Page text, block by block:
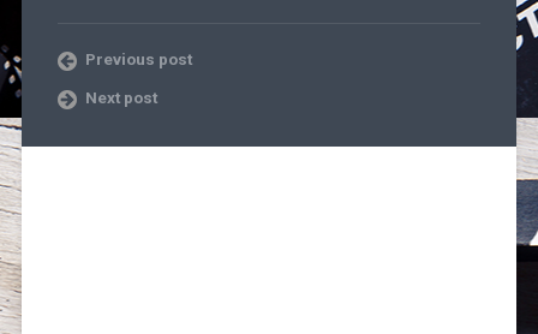
Previous post
Next post